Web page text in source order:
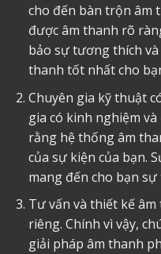
cho đến bàn trộn âm
được âm thanh rõ
bảo sự tương thích
thanh tốt nhất cho
Chuyên gia kỹ thuật
gia có kinh nghiệm
rằng hệ thống âm
của sự kiện của bạn.
mang đến cho bạn
Tư vấn và thiết kế
riêng. Chính vì vậy,
giải pháp âm thanh